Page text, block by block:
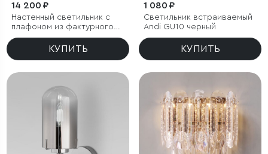
14 200 ₽
Настенный светильник с
плафоном из фактурного
стекла
КУПИТЬ
1 080 ₽
Светильник встраиваемый
Andi GU10 черный
КУПИТЬ